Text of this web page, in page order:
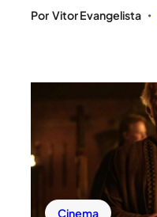
Por Vitor Evangelista •
Cinema